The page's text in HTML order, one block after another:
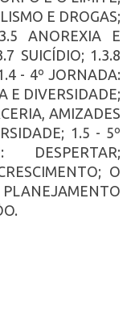
E DROGAS;
ANOREXIA E
SUICÍDIO; 1.3.8
- 4º JORNADA:
E DIVERSIDADE;
AMIZADES
1.5 - 5º
DESPERTAR;
O